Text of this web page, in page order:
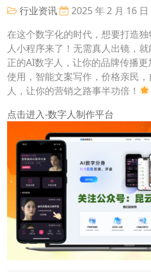
行业资讯 2025 年 2 月 16 日
在这个数字化的时代，想要打造
人小程序来了！无需真人出镜，
正的AI数字人，让你的品牌传播
使用，智能文案写作，价格亲民
人，让你的营销之路事半功倍！
点击进入-数字人制作平台